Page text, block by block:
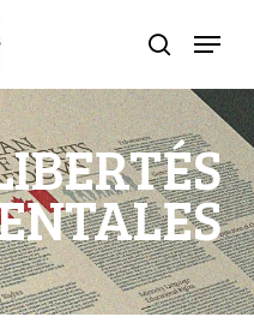
recherche
Menu
Menu